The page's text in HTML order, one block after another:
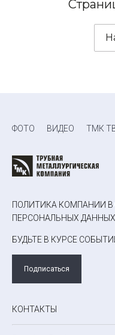
ФОТО ВИДЕО ТМК
ПОЛИТИКА КОМПАНИИ
ПЕРСОНАЛЬНЫХ ДАННЫХ
БУДЬТЕ В КУРСЕ
Подписаться
КОНТАКТЫ